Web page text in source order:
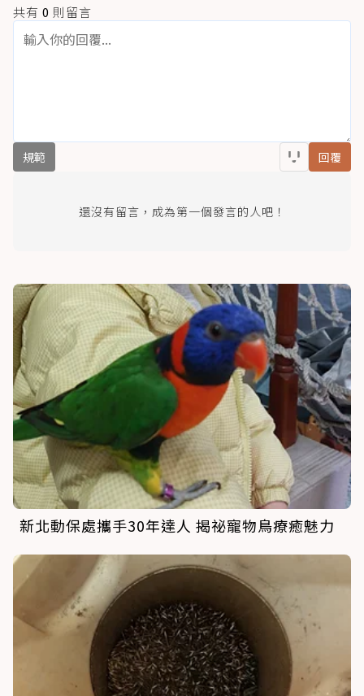
共有 0 則留言
規範 回覆
還沒有留言，成為第一個發言的人吧！
新北動保處攜手30年達人 揭祕寵物鳥療癒魅力